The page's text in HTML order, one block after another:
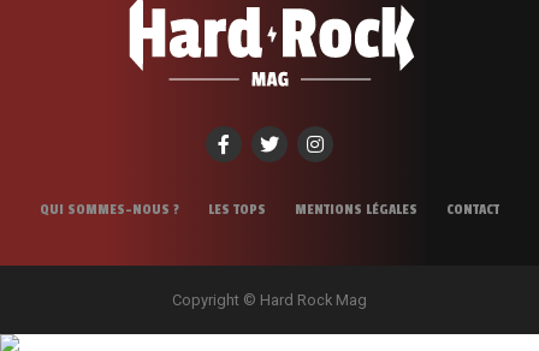
QUI SOMMES-NOUS ? LES TOPS MENTIONS LÉGALES CONTACT
Copyright © Hard Rock Mag